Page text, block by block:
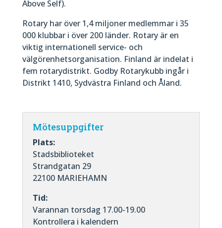
Above Self).
Rotary har över 1,4 miljoner medlemmar i 35
000 klubbar i över 200 länder. Rotary är en
viktig internationell service- och
välgörenhetsorganisation. Finland är indelat i
fem rotarydistrikt. Godby Rotarykubb ingår i
Distrikt 1410, Sydvästra Finland och Åland.
Mötesuppgifter
Plats:
Stadsbiblioteket
Strandgatan 29
22100 MARIEHAMN
Tid:
Varannan torsdag 17.00-19.00
Kontrollera i kalendern